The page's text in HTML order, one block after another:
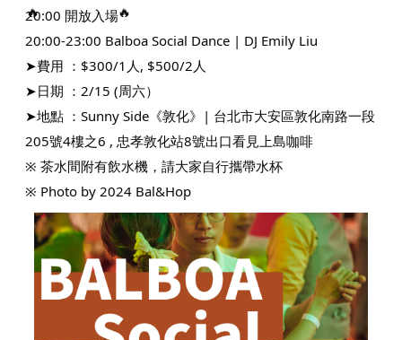
20:00 開放入場
20:00-23:00 Balboa Social Dance | DJ Emily Liu
➤費用 ：$300/1人, $500/2人
➤日期 ：2/15 (周六）
➤地點 ：Sunny Side《敦化》| 台北市大安區敦化南路一段
205號4樓之6 , 忠孝敦化站8號出口看見上島咖啡
※ 茶水間附有飲水機，請大家自行攜帶水杯
※ Photo by 2024 Bal&Hop